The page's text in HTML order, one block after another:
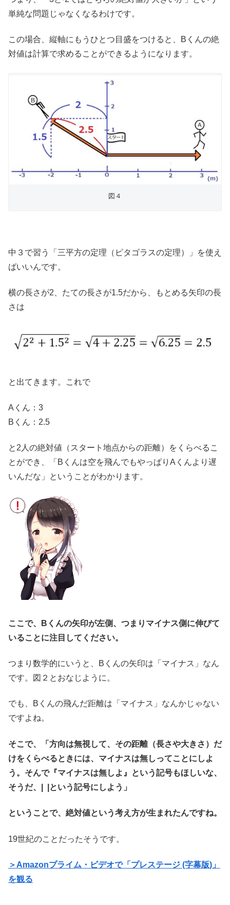
単純な問題じゃなくなるわけです。
この場合、縦軸にもうひとつ目盛をつけると、Bくんの絶
対値は計算で求めることができるようになります。
図４
中３で習う「三平方の定理（ピタゴラスの定理）」を使え
ばいいんです。
横の長さが2、たての長さが1.5だから、もとめる矢印の長
さは
と出てきます。これで
Aくん：3
Bくん：2.5
と2人の絶対値（スタート地点からの距離）をくらべるこ
とができ、「Bくんは空を飛んでもやっぱりAくんより遅
いんだな」ということがわかります。
ここで、Bくんの矢印が左側、つまりマイナス側に伸びて
いることに注目してください。
つまり数学的にいうと、Bくんの矢印は「マイナス」なん
です。図２とおなじように。
でも、Bくんの飛んだ距離は「マイナス」なんかじゃない
ですよね。
そこで、「方向は無視して、その距離（長さや大きさ）だ
けをくらべるときには、マイナスは無しってことにしよ
う。そんで『マイナスは無しよ』という記号もほしいな、
そうだ、| |という記号にしよう」
ということで、絶対値という考え方が生まれたんですね。
19世紀のことだったそうです。
＞Amazonプライム・ビデオで「プレステージ (字幕版)」
を観る